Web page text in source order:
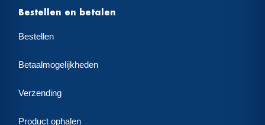
Bestellen en betalen
Bestellen
Betaalmogelijkheden
Verzending
Product ophalen